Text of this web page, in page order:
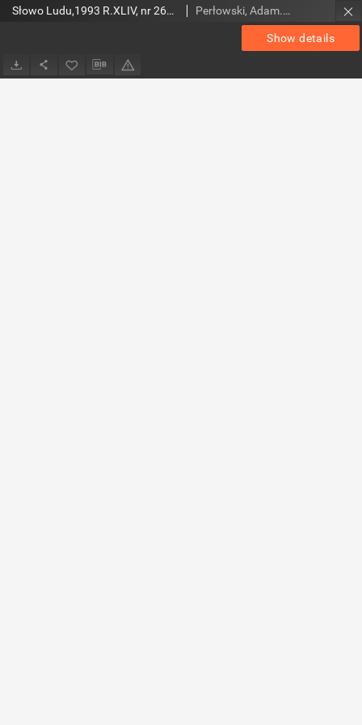
Show details
Słowo Ludu,1993 R.XLIV, nr 268 (magazyn) Perłowski, Adam. Red.